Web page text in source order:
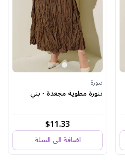
تنورة
تنورة مطوية مجعدة - بني
$11.33
اضافة الى السلة